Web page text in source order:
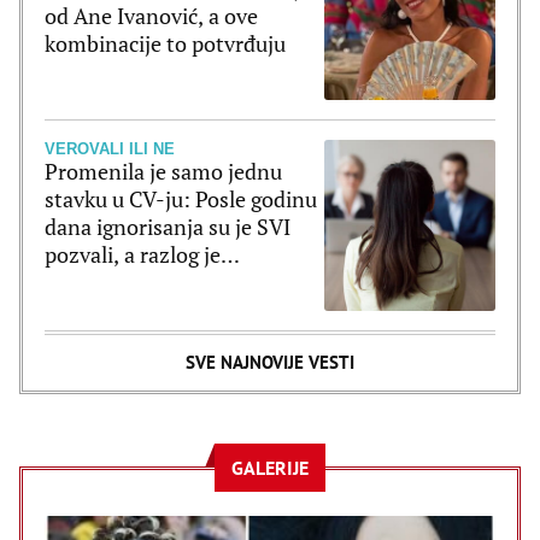
od Ane Ivanović, a ove
kombinacije to potvrđuju
VEROVALI ILI NE
Promenila je samo jednu
stavku u CV-ju: Posle godinu
dana ignorisanja su je SVI
pozvali, a razlog je
SVE NAJNOVIJE VESTI
GALERIJE